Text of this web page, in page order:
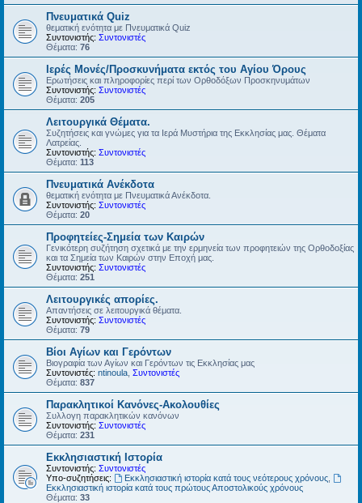
Πνευματικά Quiz
θεματική ενότητα με Πνευματικά Quiz
Συντονιστής: Συντονιστές
Θέματα: 76
Ιερές Μονές/Προσκυνήματα εκτός του Αγίου Όρους
Ερωτήσεις και πληροφορίες περί των Ορθοδόξων Προσκηνυμάτων
Συντονιστής: Συντονιστές
Θέματα: 205
Λειτουργικά Θέματα.
Συζητήσεις και γνώμες για τα Ιερά Μυστήρια της Εκκλησίας μας. Θέματα
Λατρείας.
Συντονιστής: Συντονιστές
Θέματα: 113
Πνευματικά Ανέκδοτα
θεματική ενότητα με Πνευματικά Ανέκδοτα.
Συντονιστής: Συντονιστές
Θέματα: 20
Προφητείες-Σημεία των Καιρών
Γενικότερη συζήτηση σχετικά με την ερμηνεία των προφητειών της Ορθοδοξίας
και τα Σημεία των Καιρών στην Εποχή μας.
Συντονιστής: Συντονιστές
Θέματα: 251
Λειτουργικές απορίες.
Απαντήσεις σε λειτουργικά θέματα.
Συντονιστής: Συντονιστές
Θέματα: 79
Βίοι Αγίων και Γερόντων
Βιογραφία των Αγίων και Γερόντων τις Εκκλησίας μας
Συντονιστές: ntinoula Συντονιστές
Θέματα: 837
Παρακλητικοί Κανόνες-Ακολουθίες
Συλλογη παρακλητικών κανόνων
Συντονιστής: Συντονιστές
Θέματα: 231
Εκκλησιαστική Ιστορία
Συντονιστής: Συντονιστές
Υπο-συζητήσεις:
Εκκλησιαστική ιστορία κατά τους νεότερους χρόνους,
Εκκλησιαστική ιστορία κατά τους πρώτους Αποστολικούς χρόνους
Θέματα: 33